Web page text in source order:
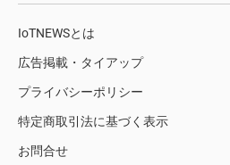
IoTNEWSとは
広告掲載・タイアップ
プライバシーポリシー
特定商取引法に基づく表示
お問合せ